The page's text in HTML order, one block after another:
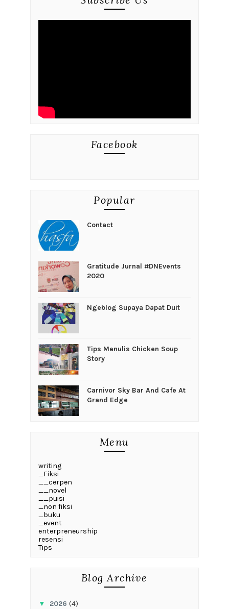
Facebook
Popular
Contact
Gratitude Jurnal #DNEvents
2020
Ngeblog Supaya Dapat Duit
Tips Menulis Chicken Soup
Story
Carnivor Sky Bar And Cafe At
Grand Edge
Menu
writing
_Fiksi
__cerpen
__novel
__puisi
_non fiksi
_buku
_event
enterpreneurship
resensi
Tips
Blog Archive
▼ 2026 (4)